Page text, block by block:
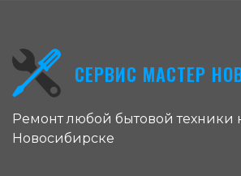
СЕРВИС МАСТЕР
Ремонт любой бытовой техники
Новосибирске